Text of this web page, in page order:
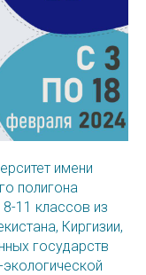
имени
полигона
11 классов из
Киргизии,
государств